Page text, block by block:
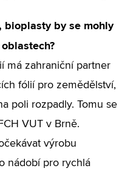
bioplasty by se mohly
má zahraniční partner
fólií pro zemědělství,
poli rozpadly. Tomu se
VUT v Brně.
výrobu
nádobí pro rychlá